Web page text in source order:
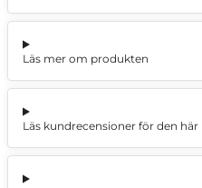
Läs mer om produkten
Läs kundrecensioner för den